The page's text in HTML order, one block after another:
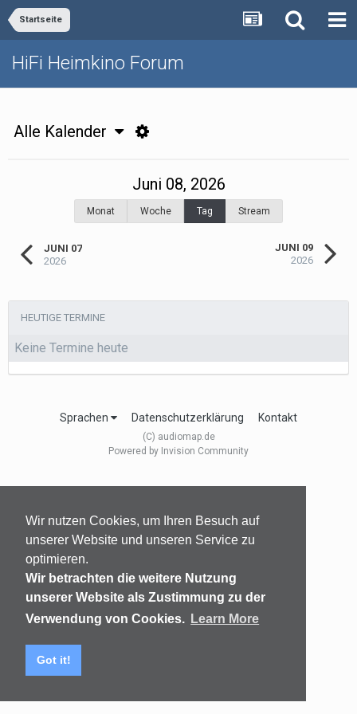
Wir nutzen Cookies, um Ihren Besuch auf
unserer Website und unseren Service zu
optimieren.
Wir betrachten die weitere Nutzung
unserer Website als Zustimmung zu der
Verwendung von Cookies. Learn More
Got it!
Startseite
HiFi Heimkino Forum
Alle Kalender
JUNI 07
2026
Juni 08, 2026
Monat Woche Tag Stream
JUNI 09
2026
HEUTIGE TERMINE
Keine Termine heute
Sprachen Datenschutzerklärung Kontakt
(C) audiomap.de
Powered by Invision Community